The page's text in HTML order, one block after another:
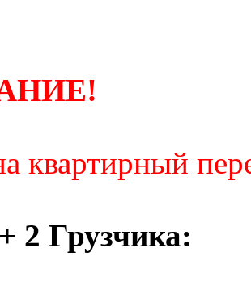
квартирный
2 Грузчика: